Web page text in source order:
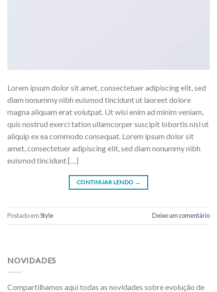
Lorem ipsum dolor sit amet, consectetuer adipiscing elit, sed
diam nonummy nibh euismod tincidunt ut laoreet dolore
magna aliquam erat volutpat. Ut wisi enim ad minim veniam,
quis nostrud exerci tation ullamcorper suscipit lobortis nisl ut
aliquip ex ea commodo consequat. Lorem ipsum dolor sit
amet, consectetuer adipiscing elit, sed diam nonummy nibh
euismod tincidunt […]
CONTINUAR LENDO →
Postado emStyle Deixe um comentário
NOVIDADES
Compartilhamos aqui todas as novidades sobre evolução de